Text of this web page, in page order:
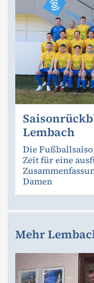
Lembach
Die
Zeit für eine
Damen
Mehr